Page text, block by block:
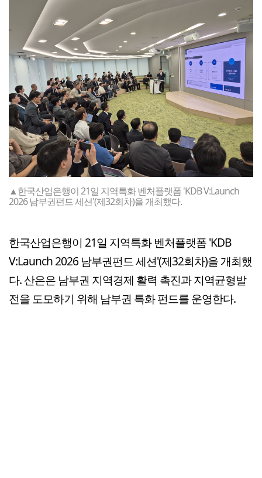
▲한국산업은행이 21일 지역특화 벤처플랫폼 'KDB V:Launch
2026 남부권펀드 세션'(제32회차)을 개최했다.
한국산업은행이 21일 지역특화 벤처플랫폼 'KDB
V:Launch 2026 남부권펀드 세션'(제32회차)을 개최했
다. 산은은 남부권 지역경제 활력 촉진과 지역균형발
전을 도모하기 위해 남부권 특화 펀드를 운영한다.